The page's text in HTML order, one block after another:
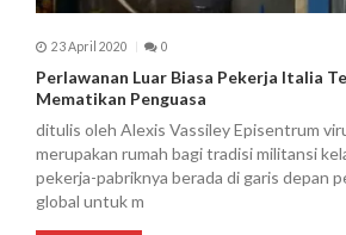
23 April 2020 0
Perlawanan Luar Biasa Pekerja Italia
Mematikan Penguasa
ditulis oleh Alexis Vassiley Episentrum
merupakan rumah bagi tradisi militansi
pekerja-pabriknya berada di garis depan
global untuk m